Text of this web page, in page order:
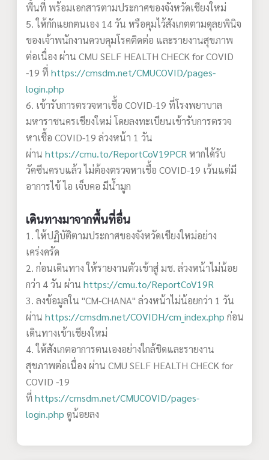
พื้นที่ พร้อมเอกสารตามประกาศของจังหวัดเชียงใหม่
5. ให้กักแยกตนเอง 14 วัน หรือคุมไว้สังเกตตามดุลยพินิจ
ของเจ้าพนักงานควบคุมโรคติดต่อ และรายงานสุขภาพ
ต่อเนื่อง ผ่าน CMU SELF HEALTH CHECK for COVID
-19 ที่https://cmsdm.net/CMUCOVID/pages-
login.php
6. เข้ารับการตรวจหาเชื้อ COVID-19 ที่โรงพยาบาล
มหาราชนครเชียงใหม่ โดยลงทะเบียนเข้ารับการตรวจ
หาเชื้อ COVID-19 ล่วงหน้า 1 วัน
ผ่านhttps://cmu.to/ReportCoV19PCR หากได้รับ
วัคซีนครบแล้ว ไม่ต้องตรวจหาเชื้อ COVID-19 เว้นแต่มี
อาการไข้ ไอ เจ็บคอ มีน้ำมูก
เดินทางมาจากพื้นที่อื่น
1. ให้ปฏิบัติตามประกาศของจังหวัดเชียงใหม่อย่าง
เคร่งครัด
2. ก่อนเดินทาง ให้รายงานตัวเข้าสู่ มช. ล่วงหน้าไม่น้อย
กว่า 4 วัน ผ่านhttps://cmu.to/ReportCoV19R
3. ลงข้อมูลใน "CM-CHANA" ล่วงหน้าไม่น้อยกว่า 1 วัน
ผ่านhttps://cmsdm.net/COVIDH/cm_index.php ก่อน
เดินทางเข้าเชียงใหม่
4. ให้สังเกตอาการตนเองอย่างใกล้ชิดและรายงาน
สุขภาพต่อเนื่อง ผ่าน CMU SELF HEALTH CHECK for
COVID -19
ที่ https://cmsdm.net/CMUCOVID/pages-
login.php ดูน้อยลง